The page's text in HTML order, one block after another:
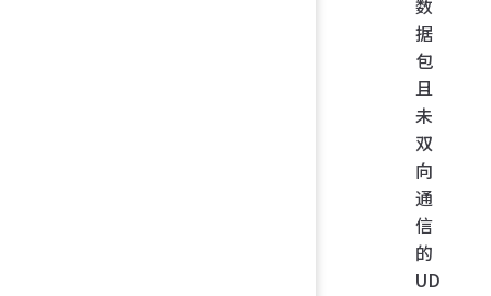
数
据
包
且
未
双
向
通
信
的
UD